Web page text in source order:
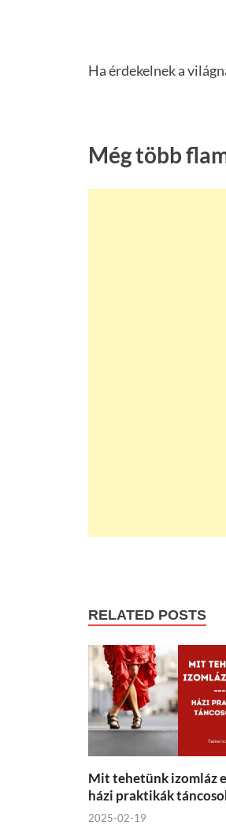
Ha érdekelnek a
Még több
RELATED POSTS
Mit tehetünk izomláz
házi praktikák
2025-02-19